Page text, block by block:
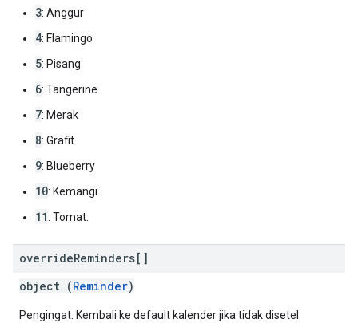
3: Anggur
4: Flamingo
5: Pisang
6: Tangerine
7: Merak
8: Grafit
9: Blueberry
10: Kemangi
11: Tomat.
overrideReminders[]
object (Reminder)
Pengingat. Kembali ke default kalender jika tidak disetel.